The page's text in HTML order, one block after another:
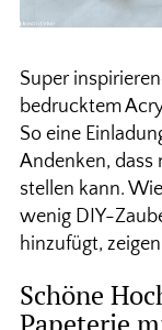
Super
bedrucktem
So eine
Andenken, dass
stellen kann.
wenig DIY-
hinzufügt,
Schöne